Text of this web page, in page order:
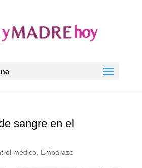
sangre en el
médico, Embarazo